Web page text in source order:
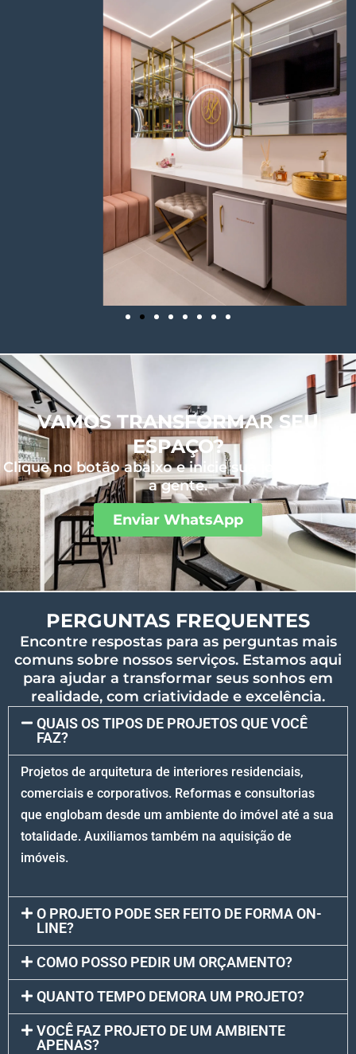
VAMOS TRANSFORMAR SEU
ESPAÇO?
Clique no botão abaixo e inicie sua jornada com
a gente.
Enviar WhatsApp
PERGUNTAS FREQUENTES
Encontre respostas para as perguntas mais
comuns sobre nossos serviços. Estamos aqui
para ajudar a transformar seus sonhos em
realidade, com criatividade e excelência.
QUAIS OS TIPOS DE PROJETOS QUE VOCÊ
FAZ?
Projetos de arquitetura de interiores residenciais,
comerciais e corporativos. Reformas e consultorias
que englobam desde um ambiente do imóvel até a sua
totalidade. Auxiliamos também na aquisição de
imóveis.
O PROJETO PODE SER FEITO DE FORMA ON-
LINE?
COMO POSSO PEDIR UM ORÇAMENTO?
QUANTO TEMPO DEMORA UM PROJETO?
VOCÊ FAZ PROJETO DE UM AMBIENTE
APENAS?